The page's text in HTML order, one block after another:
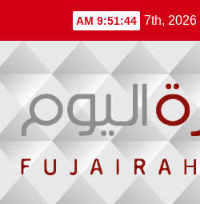
9:51:44 AM